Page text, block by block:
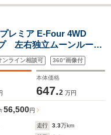
レミア E-Four 4WD
左右独立ムーンルー
リップダウンモニタ
三眼LEDヘッド 両側
ンライン相談可 360°画像付
本体価格
647.2 万円
56,500円
走行 3.3万km